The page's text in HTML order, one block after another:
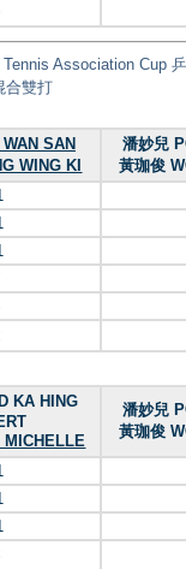
Tennis Association Cup
合雙打
SAN
WING KI
潘妙兒
黃珈俊
KA HING
MICHELLE
潘妙兒
黃珈俊